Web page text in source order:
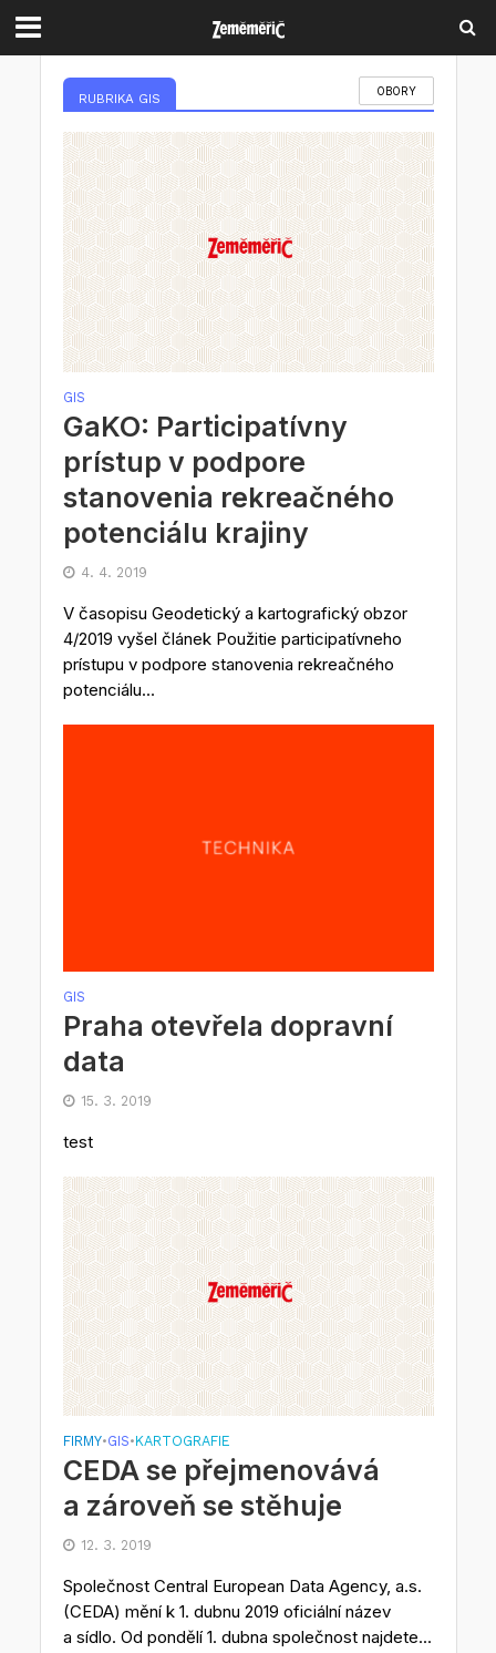
RUBRIKA GIS
OBORY
GIS
GaKO: Participatívny
prístup v podpore
stanovenia rekreačného
potenciálu krajiny
4. 4. 2019
V časopisu Geodetický a kartografický obzor
4/2019 vyšel článek Použitie participatívneho
prístupu v podpore stanovenia rekreačného
potenciálu...
GIS
Praha otevřela dopravní
data
15. 3. 2019
test
FIRMY•GIS•KARTOGRAFIE
CEDA se přejmenovává
a zároveň se stěhuje
12. 3. 2019
Společnost Central European Data Agency, a.s.
(CEDA) mění k 1. dubnu 2019 oficiální název
a sídlo. Od pondělí 1. dubna společnost najdete...